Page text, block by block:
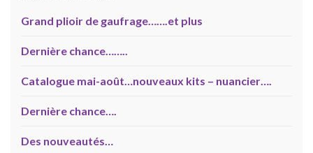
Grand plioir de gaufrage…….et plus
Dernière chance……..
Catalogue mai-août…nouveaux kits – nuancier….
Dernière chance….
Des nouveautés…